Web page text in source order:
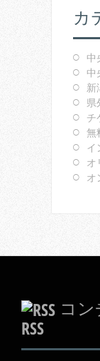
カ
中
中
新
県
チ
無
イ
オ
オ
コ
RSS